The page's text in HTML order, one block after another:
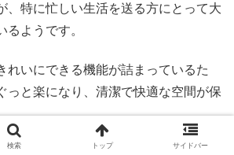
、特に忙しい生活を送る方にとって大
るようです。
れいにできる機能が詰まっているた
っと楽になり、清潔で快適な空間が保
検索 トップ サイドバー